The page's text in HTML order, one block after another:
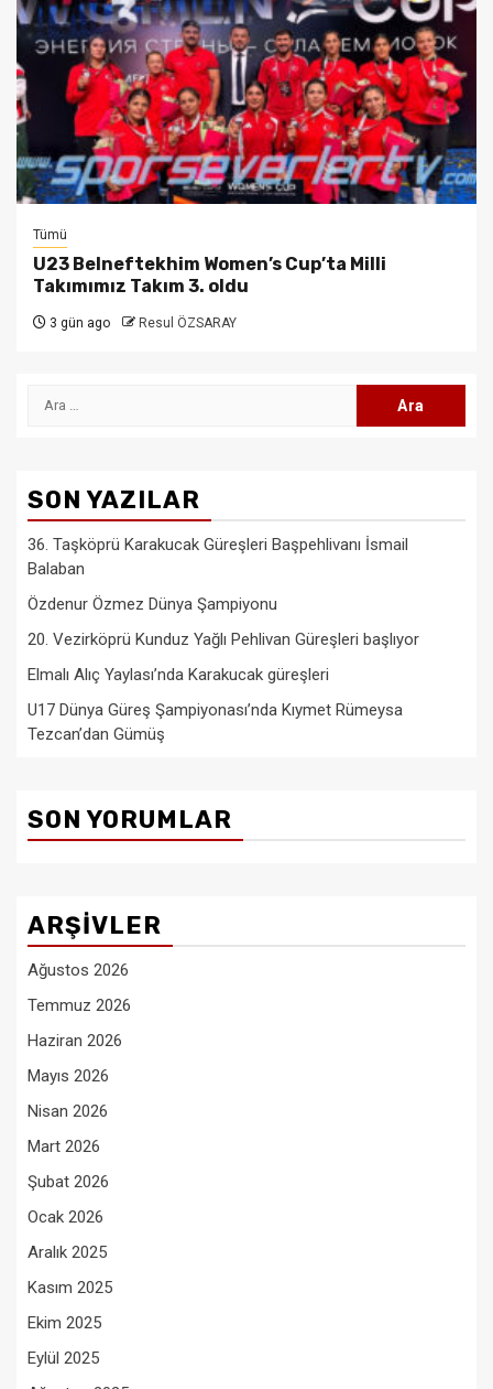
Tümü
U23 Belneftekhim Women’s Cup’ta Milli
Takımımız Takım 3. oldu
3 gün ago Resul ÖZSARAY
Arama:
SON YAZILAR
36. Taşköprü Karakucak Güreşleri Başpehlivanı İsmail
Balaban
Özdenur Özmez Dünya Şampiyonu
20. Vezirköprü Kunduz Yağlı Pehlivan Güreşleri başlıyor
Elmalı Alıç Yaylası’nda Karakucak güreşleri
U17 Dünya Güreş Şampiyonası’nda Kıymet Rümeysa
Tezcan’dan Gümüş
SON YORUMLAR
ARŞIVLER
Ağustos 2026
Temmuz 2026
Haziran 2026
Mayıs 2026
Nisan 2026
Mart 2026
Şubat 2026
Ocak 2026
Aralık 2025
Kasım 2025
Ekim 2025
Eylül 2025